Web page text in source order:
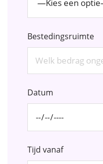
Bestedingsruimte
Datum
Tijd vanaf